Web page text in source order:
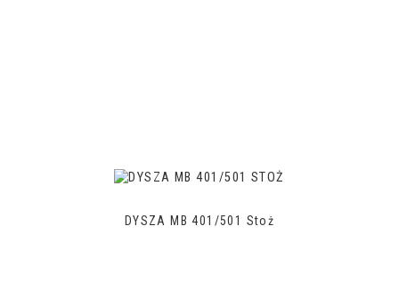
DYSZA MB 401/501 Stoż